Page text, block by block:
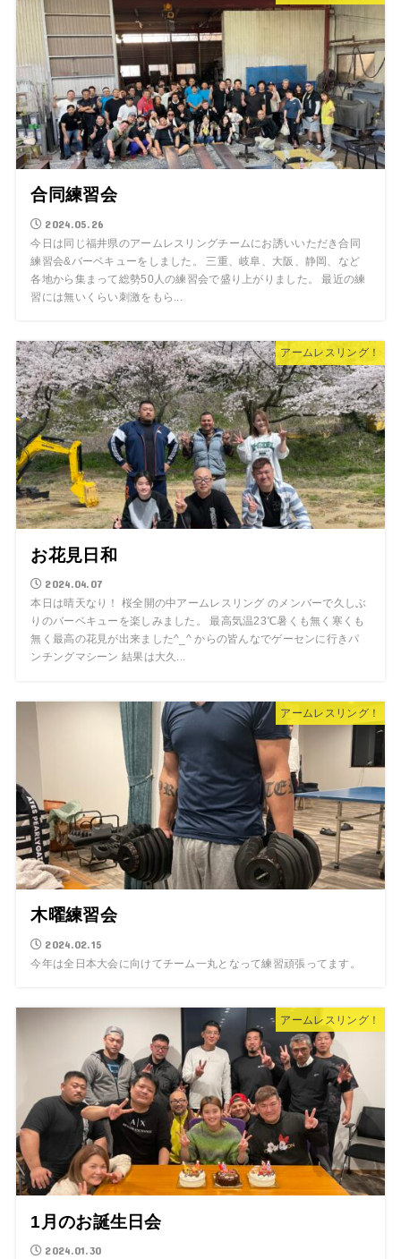
合同練習会
2024.05.26
今日は同じ福井県のアームレスリングチームにお誘いいただき合同
練習会&バーベキューをしました。 三重、岐阜、大阪、静岡、など
各地から集まって総勢50人の練習会で盛り上がりました。 最近の練
習には無いくらい刺激をもら...
アームレスリング！
お花見日和
2024.04.07
本日は晴天なり！ 桜全開の中アームレスリング のメンバーで久しぶ
りのバーベキューを楽しみました。 最高気温23℃暑くも無く寒くも
無く最高の花見が出来ました^_^ からの皆んなでゲーセンに行きパ
ンチングマシーン 結果は大久...
アームレスリング！
木曜練習会
2024.02.15
今年は全日本大会に向けてチーム一丸となって練習頑張ってます。
アームレスリング！
1月のお誕生日会
2024.01.30